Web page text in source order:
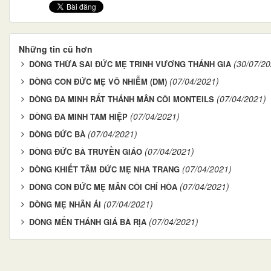
Những tin cũ hơn
DÒNG THỪA SAI ĐỨC MẸ TRINH VƯƠNG THÁNH GIA (30/07/
DÒNG CON ĐỨC MẸ VÔ NHIỄM (DM) (07/04/2021)
DÒNG ĐA MINH RẤT THÁNH MÂN CÔI MONTEILS (07/04/2021)
DÒNG ĐA MINH TAM HIỆP (07/04/2021)
DÒNG ĐỨC BÀ (07/04/2021)
DÒNG ĐỨC BÀ TRUYỀN GIÁO (07/04/2021)
DÒNG KHIẾT TÂM ĐỨC MẸ NHA TRANG (07/04/2021)
DÒNG CON ĐỨC MẸ MÂN CÔI CHÍ HÒA (07/04/2021)
DÒNG MẸ NHÂN ÁI (07/04/2021)
DÒNG MẾN THÁNH GIÁ BÀ RỊA (07/04/2021)